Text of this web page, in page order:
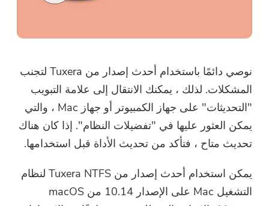
نوصي دائمًا باستخدام أحدث إصدار من Tuxera لتجنب
المشكلات. لذلك ، يمكنك الانتقال إلى علامة التبويب
"التحديثات" على جهاز الكمبيوتر أو جهاز Mac ، والتي
يمكن العثور عليها في "تفضيلات النظام". إذا كان هناك
تحديث متاح ، فتأكد من تحديث الأداة قبل استخدامها.
يمكن استخدام أحدث إصدار من Tuxera NTFS لنظام
التشغيل Mac على الإصدار 10.14 من macOS